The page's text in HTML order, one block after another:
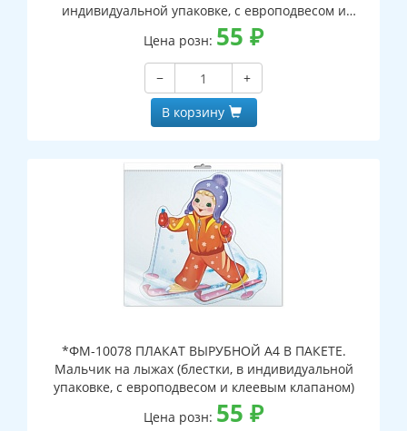
индивидуальной упаковке, с европодвесом и
клеевым клапаном)
Цена розн: 55 ₽
−
+
В корзину
*ФМ-10078 ПЛАКАТ ВЫРУБНОЙ А4 В ПАКЕТЕ.
Мальчик на лыжах (блестки, в индивидуальной
упаковке, с европодвесом и клеевым клапаном)
Цена розн: 55 ₽